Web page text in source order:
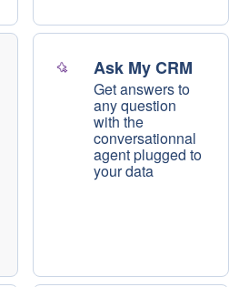
Ask My CRM
Get answers to
any question
with the
conversationnal
agent plugged to
your data